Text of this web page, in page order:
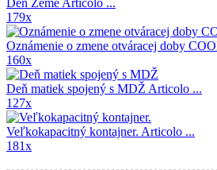
Deň Zeme Articolo ...
179x
Oznámenie o zmene otváracej doby
160x
Deň matiek spojený s MDŽ Articolo ...
127x
Veľkokapacitný kontajner. Articolo ...
181x